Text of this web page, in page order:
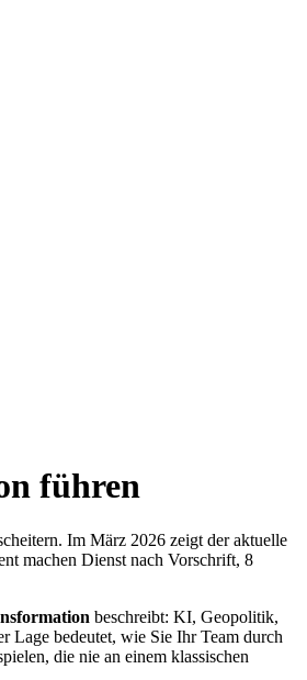
führen
Im März 2026 zeigt der aktuelle
machen Dienst nach Vorschrift, 8
beschreibt: KI, Geopolitik,
Lage bedeutet, wie Sie Ihr Team durch
die nie an einem klassischen